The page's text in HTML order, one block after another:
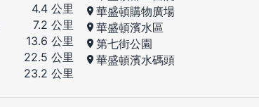
4.4 公里
7.2 公里
13.6 公里
22.5 公里
23.2 公里
華盛頓購物廣場
華盛頓濱水區
第七街公園
華盛頓濱水碼頭